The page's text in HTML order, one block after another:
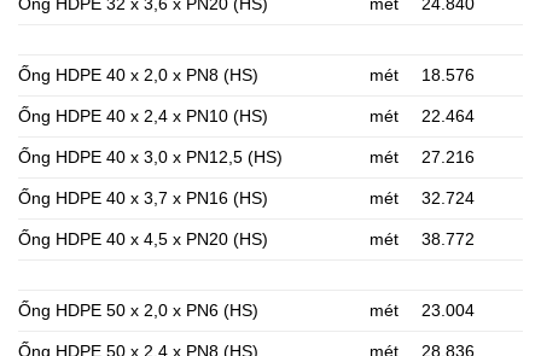
Ống HDPE 40 x 2,0 x PN8 (HS) mét 18.576
Ống HDPE 40 x 2,4 x PN10 (HS) mét 22.464
Ống HDPE 40 x 3,0 x PN12,5 (HS) mét 27.216
Ống HDPE 40 x 3,7 x PN16 (HS) mét 32.724
Ống HDPE 40 x 4,5 x PN20 (HS) mét 38.772
Ống HDPE 50 x 2,0 x PN6 (HS) mét 23.004
Ống HDPE 50 x 2,4 x PN8 (HS) mét 28.836